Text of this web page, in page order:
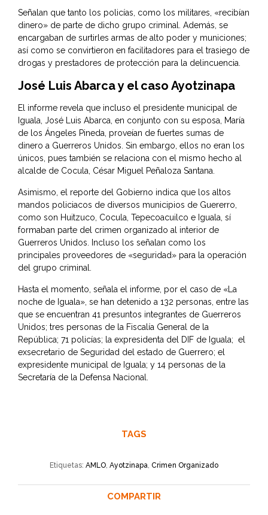
Señalan que tanto los policías, como los militares, «recibían
dinero» de parte de dicho grupo criminal. Además, se
encargaban de surtirles armas de alto poder y municiones;
así como se convirtieron en facilitadores para el trasiego de
drogas y prestadores de protección para la delincuencia.
José Luis Abarca y el caso Ayotzinapa
El informe revela que incluso el presidente municipal de
Iguala, José Luis Abarca, en conjunto con su esposa, María
de los Ángeles Pineda, proveían de fuertes sumas de
dinero a Guerreros Unidos. Sin embargo, ellos no eran los
únicos, pues también se relaciona con el mismo hecho al
alcalde de Cocula, César Miguel Peñaloza Santana.
Asimismo, el reporte del Gobierno indica que los altos
mandos policiacos de diversos municipios de Guererro,
como son Huitzuco, Cocula, Tepecoacuilco e Iguala, sí
formaban parte del crimen organizado al interior de
Guerreros Unidos. Incluso los señalan como los
principales proveedores de «seguridad» para la operación
del grupo criminal.
Hasta el momento, señala el informe, por el caso de «La
noche de Iguala», se han detenido a 132 personas, entre las
que se encuentran 41 presuntos integrantes de Guerreros
Unidos; tres personas de la Fiscalía General de la
República; 71 policías; la expresidenta del DIF de Iguala; el
exsecretario de Seguridad del estado de Guerrero; el
expresidente municipal de Iguala; y 14 personas de la
Secretaría de la Defensa Nacional.
TAGS
Etiquetas: AMLO, Ayotzinapa, Crimen Organizado
COMPARTIR